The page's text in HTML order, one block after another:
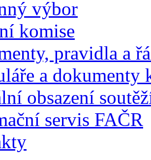
výbor
komise
pravidla a
a dokumenty
obsazení
servis FAČR